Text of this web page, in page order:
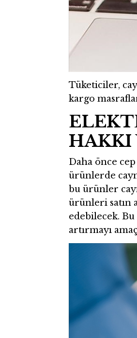
Tüketiciler,
kargo
HAKKI
Daha önce
ürünlerde
bu ürünler
ürünleri satın
edebilecek.
artırmayı